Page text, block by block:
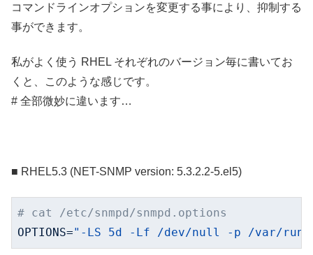
コマンドラインオプションを変更する事により、抑制する
事ができます。
私がよく使う RHEL それぞれのバージョン毎に書いてお
くと、このような感じです。
# 全部微妙に違います…
■ RHEL5.3 (NET-SNMP version: 5.3.2.2-5.el5)
# cat /etc/snmpd/snmpd.options
OPTIONS="-LS 5d -Lf /dev/null -p /var/run/